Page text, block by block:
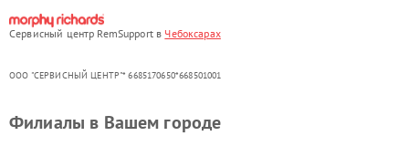
Сервисный центр RemSupport в Чебоксарах
ООО "СЕРВИСНЫЙ ЦЕНТР"* 6685170650*668501001
Филиалы в Вашем городе